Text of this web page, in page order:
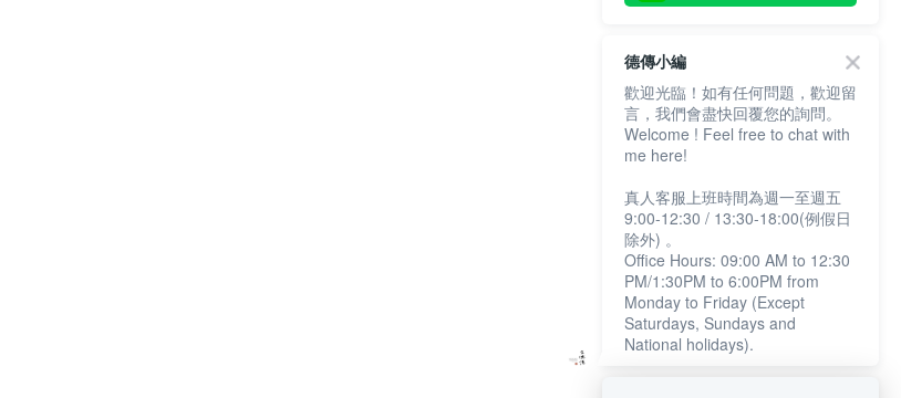
德傳小編
歡迎光臨！如有任何問題，歡迎留
言，我們會盡快回覆您的詢問。
Welcome ! Feel free to chat with
me here!
真人客服上班時間為週一至週五
9:00-12:30 / 13:30-18:00(例假日
除外) 。
Office Hours: 09:00 AM to 12:30
PM/1:30PM to 6:00PM from
Monday to Friday (Except
Saturdays, Sundays and
National holidays).